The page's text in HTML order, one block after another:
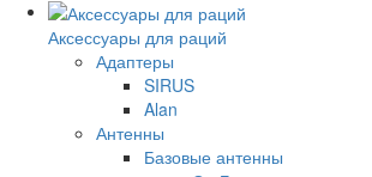
Аксессуары для раций
Адаптеры
SIRUS
Alan
Антенны
Базовые антенны